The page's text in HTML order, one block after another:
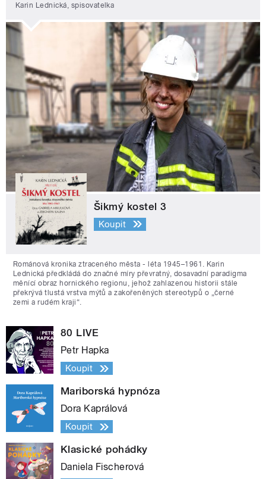
Karin Lednická, spisovatelka
Šikmý kostel 3
Koupit
Románová kronika ztraceného města - léta 1945–1961. Karin
Lednická předkládá do značné míry převratný, dosavadní paradigma
měnící obraz hornického regionu, jehož zahlazenou historii stále
překrývá tlustá vrstva mýtů a zakořeněných stereotypů o „černé
zemi a rudém kraji“.
80 LIVE
Petr Hapka
Koupit
Mariborská hypnóza
Dora Kaprálová
Koupit
Klasické pohádky
Daniela Fischerová